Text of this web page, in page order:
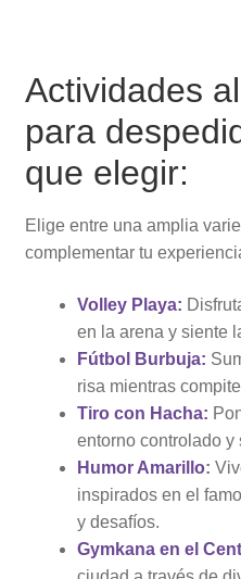
Actividades
para
que elegir:
Elige entre una amplia
complementar tu
Volley Playa:
en la arena y siente
Fútbol Burbuja:
risa mientras
Tiro con Hacha:
entorno controlado y
Humor Amarillo:
inspirados en el
y desafíos.
Gymkana en el